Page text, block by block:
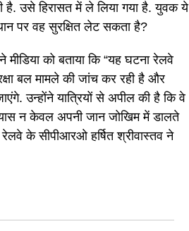
उसे हिरासत में ले लिया गया है. युवक ये
पर वह सुरक्षित लेट सकता है?
को बताया कि “यह घटना रेलवे
बल मामले की जांच कर रही है और
उन्होंने यात्रियों से अपील की है कि वे
न केवल अपनी जान जोखिम में डालते
के सीपीआरओ हर्षित श्रीवास्तव ने